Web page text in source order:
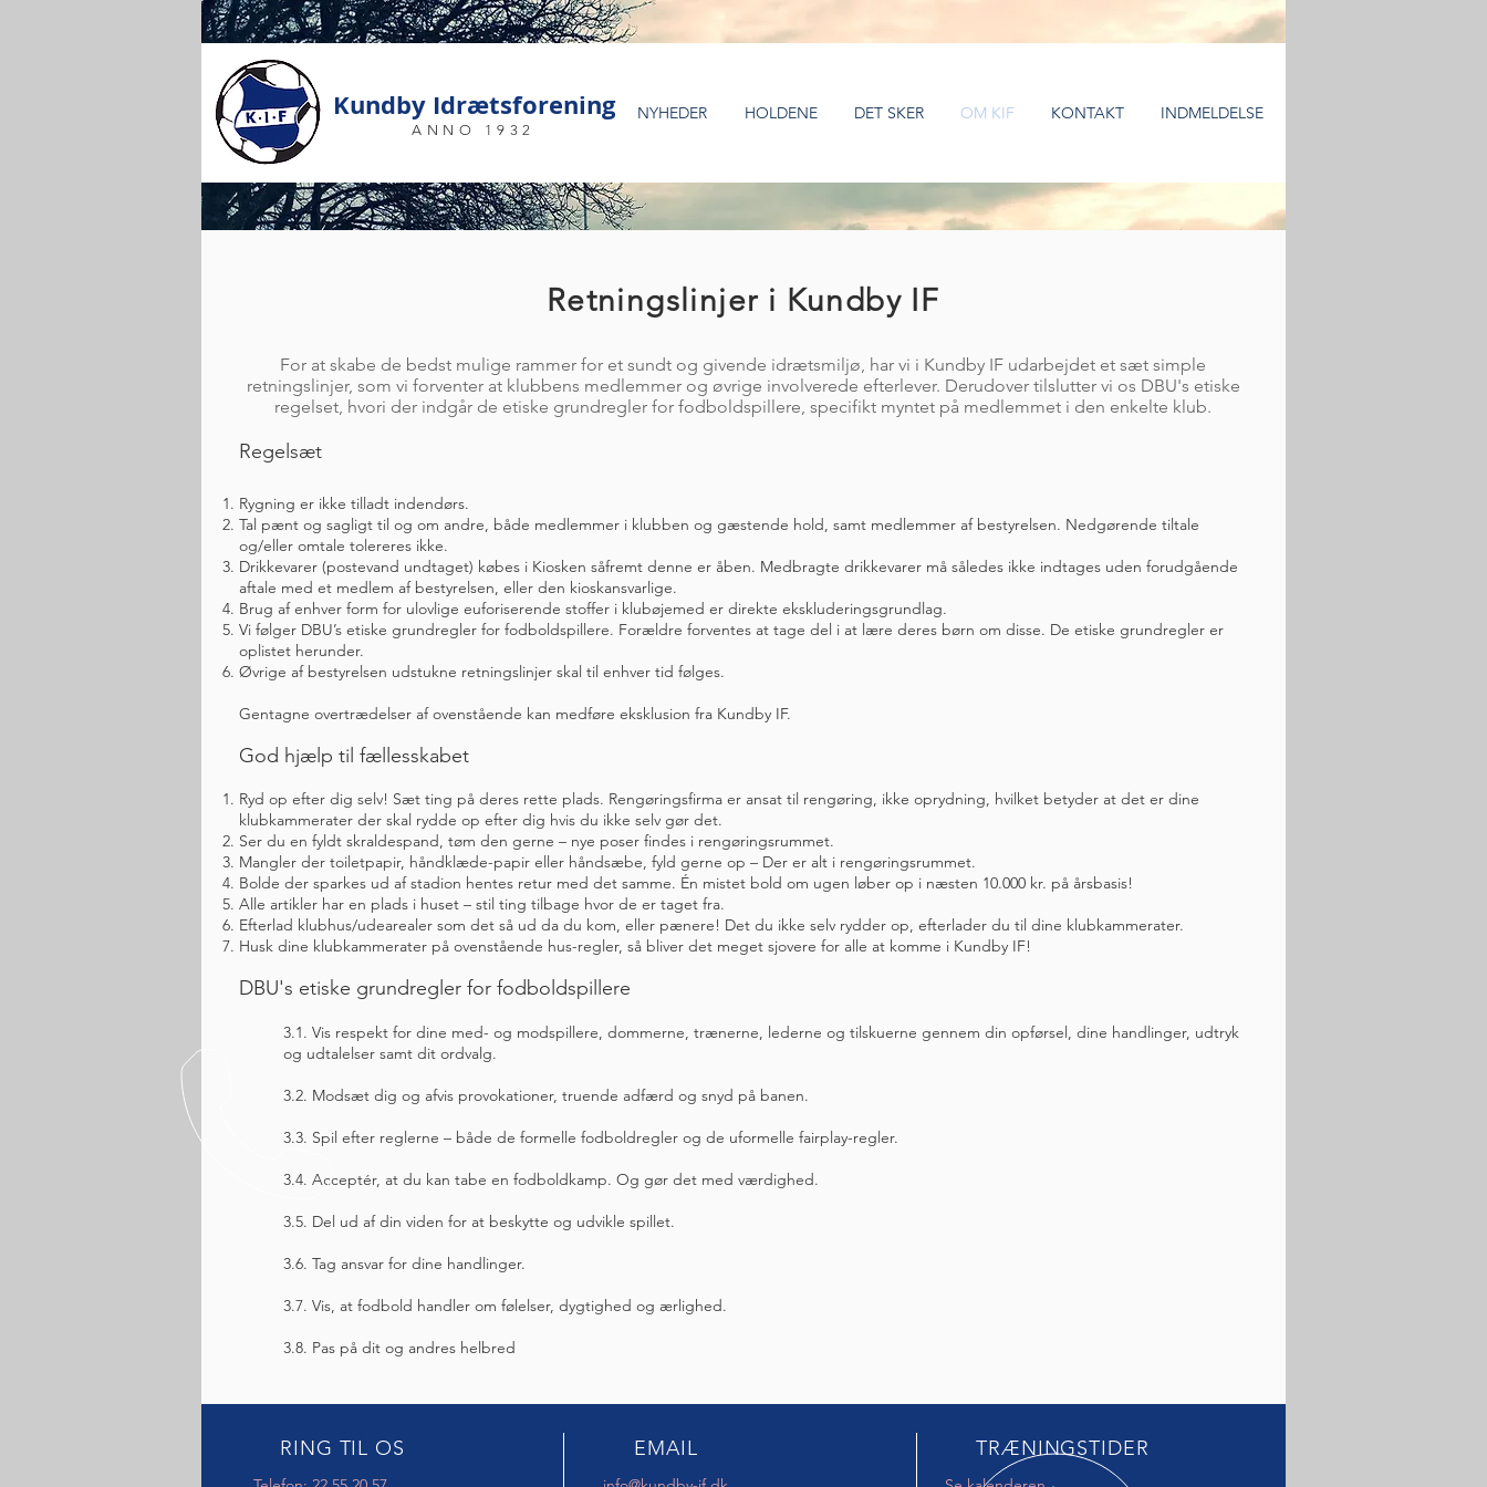
Retningslinjer i Kundby IF
For at skabe de bedst mulige rammer for et sundt og givende idrætsmiljø, har vi i Kundby IF udarbejdet et sæt simple
retningslinjer, som vi forventer at klubbens medlemmer og øvrige involverede efterlever. Derudover tilslutter vi os DBU's etiske
regelset, hvori der indgår de etiske grundregler for fodboldspillere, specifikt myntet på medlemmet i den enkelte klub.
Regelsæt
Rygning er ikke tilladt indendørs.
Tal pænt og sagligt til og om andre, både medlemmer i klubben og gæstende hold, samt medlemmer af bestyrelsen. Nedgørende tiltale
og/eller omtale tolereres ikke.
Drikkevarer (postevand undtaget) købes i Kiosken såfremt denne er åben. Medbragte drikkevarer må således ikke indtages uden forudgående
aftale med et medlem af bestyrelsen, eller den kioskansvarlige.
Brug af enhver form for ulovlige euforiserende stoffer i klubøjemed er direkte ekskluderingsgrundlag.
Vi følger DBU’s etiske grundregler for fodboldspillere. Forældre forventes at tage del i at lære deres børn om disse. De etiske grundregler er
oplistet herunder.
Øvrige af bestyrelsen udstukne retningslinjer skal til enhver tid følges.
Gentagne overtrædelser af ovenstående kan medføre eksklusion fra Kundby IF.
God hjælp til fællesskabet
Ryd op efter dig selv! Sæt ting på deres rette plads. Rengøringsfirma er ansat til rengøring, ikke oprydning, hvilket betyder at det er dine
klubkammerater der skal rydde op efter dig hvis du ikke selv gør det.
Ser du en fyldt skraldespand, tøm den gerne – nye poser findes i rengøringsrummet.
Mangler der toiletpapir, håndklæde-papir eller håndsæbe, fyld gerne op – Der er alt i rengøringsrummet.
Bolde der sparkes ud af stadion hentes retur med det samme. Én mistet bold om ugen løber op i næsten 10.000 kr. på årsbasis!
Alle artikler har en plads i huset – stil ting tilbage hvor de er taget fra.
Efterlad klubhus/udearealer som det så ud da du kom, eller pænere! Det du ikke selv rydder op, efterlader du til dine klubkammerater.
Husk dine klubkammerater på ovenstående hus-regler, så bliver det meget sjovere for alle at komme i Kundby IF!
DBU's etiske grundregler for fodboldspillere
3.1. Vis respekt for dine med- og modspillere, dommerne, trænerne, lederne og tilskuerne gennem din opførsel, dine handlinger, udtryk
og udtalelser samt dit ordvalg.
3.2. Modsæt dig og afvis provokationer, truende adfærd og snyd på banen.
3.3. Spil efter reglerne – både de formelle fodboldregler og de uformelle fairplay-regler.
3.4. Acceptér, at du kan tabe en fodboldkamp. Og gør det med værdighed.
3.5. Del ud af din viden for at beskytte og udvikle spillet.
3.6. Tag ansvar for dine handlinger.
3.7. Vis, at fodbold handler om følelser, dygtighed og ærlighed.
3.8. Pas på dit og andres helbred
Kundby Idrætsforening
ANNO 1932
NYHEDER HOLDENE DET SKER OM KIF KONTAKT INDMELDELSE
RING TIL OS EMAIL TRÆNINGSTIDER